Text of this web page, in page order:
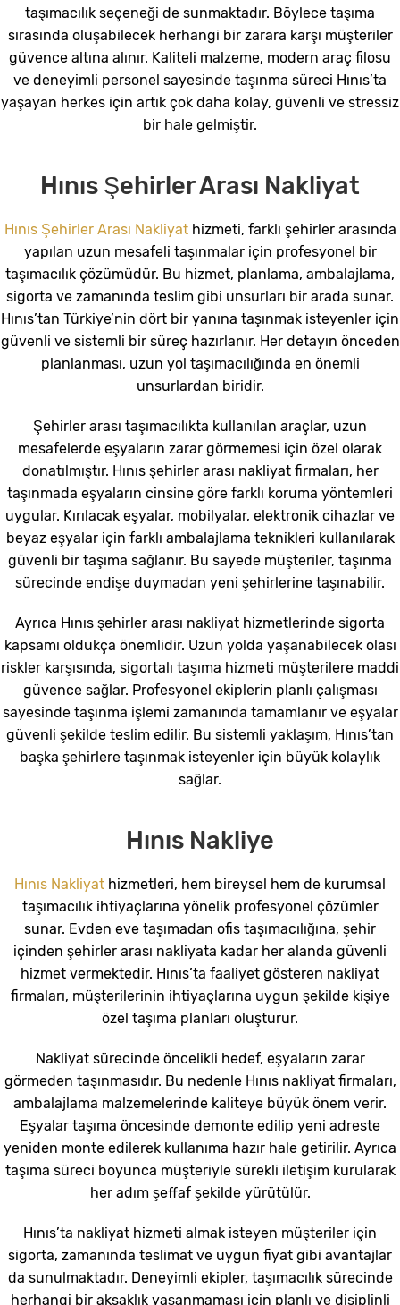
taşımacılık seçeneği de sunmaktadır. Böylece taşıma
sırasında oluşabilecek herhangi bir zarara karşı müşteriler
güvence altına alınır. Kaliteli malzeme, modern araç filosu
ve deneyimli personel sayesinde taşınma süreci Hınıs’ta
yaşayan herkes için artık çok daha kolay, güvenli ve stressiz
bir hale gelmiştir.
Hınıs Şehirler Arası Nakliyat
Hınıs Şehirler Arası Nakliyat hizmeti, farklı şehirler arasında
yapılan uzun mesafeli taşınmalar için profesyonel bir
taşımacılık çözümüdür. Bu hizmet, planlama, ambalajlama,
sigorta ve zamanında teslim gibi unsurları bir arada sunar.
Hınıs’tan Türkiye’nin dört bir yanına taşınmak isteyenler için
güvenli ve sistemli bir süreç hazırlanır. Her detayın önceden
planlanması, uzun yol taşımacılığında en önemli
unsurlardan biridir.
Şehirler arası taşımacılıkta kullanılan araçlar, uzun
mesafelerde eşyaların zarar görmemesi için özel olarak
donatılmıştır. Hınıs şehirler arası nakliyat firmaları, her
taşınmada eşyaların cinsine göre farklı koruma yöntemleri
uygular. Kırılacak eşyalar, mobilyalar, elektronik cihazlar ve
beyaz eşyalar için farklı ambalajlama teknikleri kullanılarak
güvenli bir taşıma sağlanır. Bu sayede müşteriler, taşınma
sürecinde endişe duymadan yeni şehirlerine taşınabilir.
Ayrıca Hınıs şehirler arası nakliyat hizmetlerinde sigorta
kapsamı oldukça önemlidir. Uzun yolda yaşanabilecek olası
riskler karşısında, sigortalı taşıma hizmeti müşterilere maddi
güvence sağlar. Profesyonel ekiplerin planlı çalışması
sayesinde taşınma işlemi zamanında tamamlanır ve eşyalar
güvenli şekilde teslim edilir. Bu sistemli yaklaşım, Hınıs’tan
başka şehirlere taşınmak isteyenler için büyük kolaylık
sağlar.
Hınıs Nakliye
Hınıs Nakliyat hizmetleri, hem bireysel hem de kurumsal
taşımacılık ihtiyaçlarına yönelik profesyonel çözümler
sunar. Evden eve taşımadan ofis taşımacılığına, şehir
içinden şehirler arası nakliyata kadar her alanda güvenli
hizmet vermektedir. Hınıs’ta faaliyet gösteren nakliyat
firmaları, müşterilerinin ihtiyaçlarına uygun şekilde kişiye
özel taşıma planları oluşturur.
Nakliyat sürecinde öncelikli hedef, eşyaların zarar
görmeden taşınmasıdır. Bu nedenle Hınıs nakliyat firmaları,
ambalajlama malzemelerinde kaliteye büyük önem verir.
Eşyalar taşıma öncesinde demonte edilip yeni adreste
yeniden monte edilerek kullanıma hazır hale getirilir. Ayrıca
taşıma süreci boyunca müşteriyle sürekli iletişim kurularak
her adım şeffaf şekilde yürütülür.
Hınıs’ta nakliyat hizmeti almak isteyen müşteriler için
sigorta, zamanında teslimat ve uygun fiyat gibi avantajlar
da sunulmaktadır. Deneyimli ekipler, taşımacılık sürecinde
herhangi bir aksaklık yaşanmaması için planlı ve disiplinli